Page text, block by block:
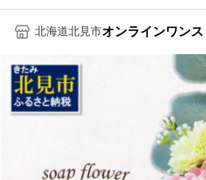
北海道北見市オンラインワン